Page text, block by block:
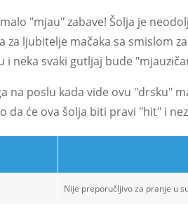
"mjau" zabave! Šolja je
za ljubitelje mačaka sa smislom
i neka svaki gutljaj bude
na poslu kada vide ovu "drsku"
da će ova šolja biti pravi "hit" i
Nije preporučljivo za pranje u